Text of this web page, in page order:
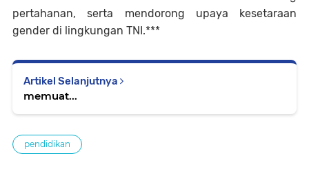
pertahanan, serta mendorong upaya kesetaraan
gender di lingkungan TNI.***
Artikel Selanjutnya
memuat...
pendidikan